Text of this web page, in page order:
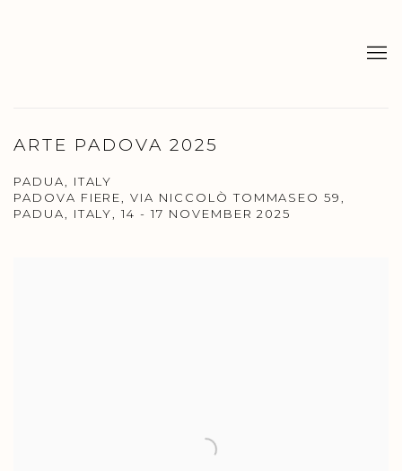
ARTE PADOVA 2025
PADUA, ITALY
PADOVA FIERE, VIA NICCOLÒ TOMMASEO 59,
PADUA, ITALY,14 - 17 NOVEMBER 2025